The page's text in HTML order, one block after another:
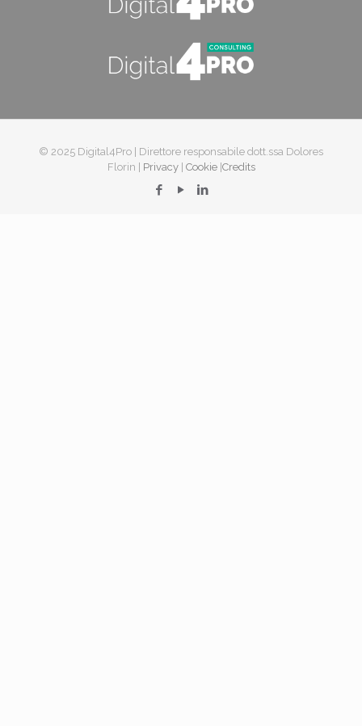
© 2025 Digital4Pro | Direttore responsabile dott.ssa Dolores
Florin | Privacy| Cookie|Credits